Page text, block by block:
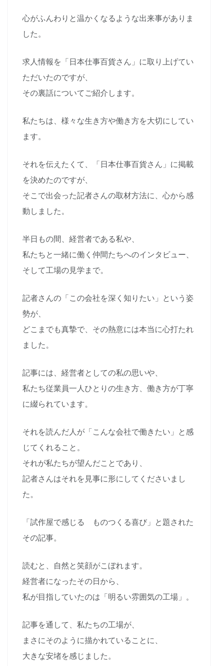
心がふんわりと温かくなるような出来事がありま
した。
求人情報を「日本仕事百貨さん」に取り上げてい
ただいたのですが、
その裏話についてご紹介します。
私たちは、様々な生き方や働き方を大切にしてい
ます。
それを伝えたくて、「日本仕事百貨さん」に掲載
を決めたのですが、
そこで出会った記者さんの取材方法に、心から感
動しました。
半日もの間、経営者である私や、
私たちと一緒に働く仲間たちへのインタビュー、
そして工場の見学まで。
記者さんの「この会社を深く知りたい」という姿
勢が、
どこまでも真摯で、その熱意には本当に心打たれ
ました。
記事には、経営者としての私の思いや、
私たち従業員一人ひとりの生き方、働き方が丁寧
に綴られています。
それを読んだ人が「こんな会社で働きたい」と感
じてくれること。
それが私たちが望んだことであり、
記者さんはそれを見事に形にしてくださいまし
た。
「試作屋で感じる ものつくる喜び」と題された
その記事。
読むと、自然と笑顔がこぼれます。
経営者になったその日から、
私が目指していたのは「明るい雰囲気の工場」。
記事を通して、私たちの工場が、
まさにそのように描かれていることに、
大きな安堵を感じました。